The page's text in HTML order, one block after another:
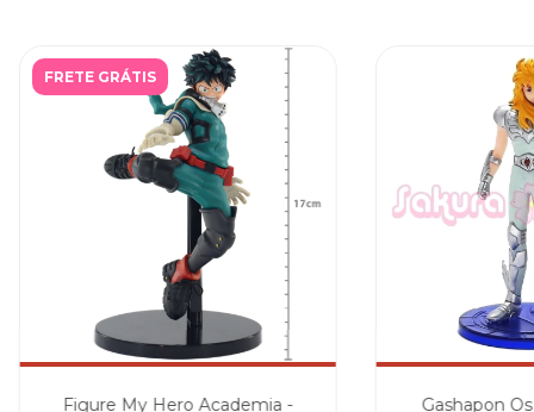
FRETE GRÁTIS
Figure My Hero Academia -
Gashapon